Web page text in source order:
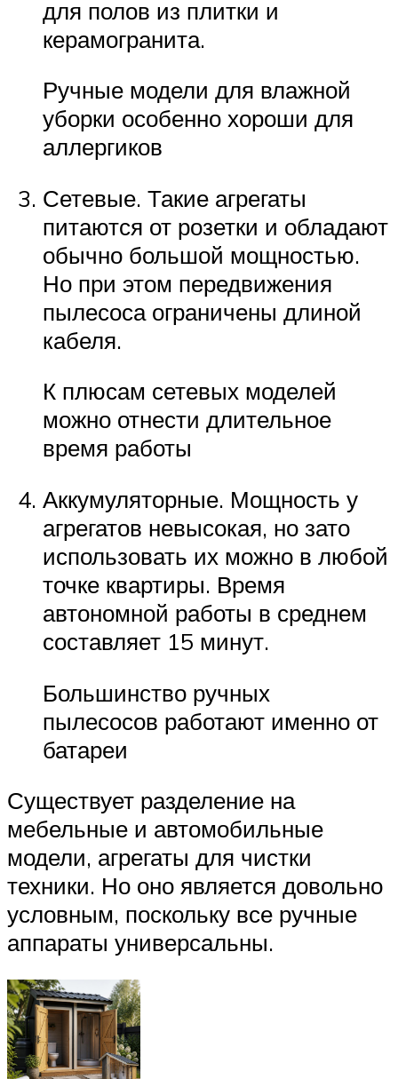
для полов из плитки и
керамогранита.
Ручные модели для влажной
уборки особенно хороши для
аллергиков
Сетевые. Такие агрегаты
питаются от розетки и обладают
обычно большой мощностью.
Но при этом передвижения
пылесоса ограничены длиной
кабеля.
К плюсам сетевых моделей
можно отнести длительное
время работы
Аккумуляторные. Мощность у
агрегатов невысокая, но зато
использовать их можно в любой
точке квартиры. Время
автономной работы в среднем
составляет 15 минут.
Большинство ручных
пылесосов работают именно от
батареи
Существует разделение на
мебельные и автомобильные
модели, агрегаты для чистки
техники. Но оно является довольно
условным, поскольку все ручные
аппараты универсальны.